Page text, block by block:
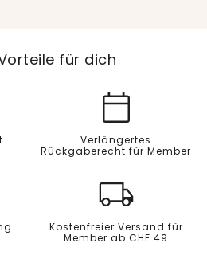
für dich
Verlängertes
Rückgaberecht für Member
Kostenfreier Versand für
Member ab CHF 49